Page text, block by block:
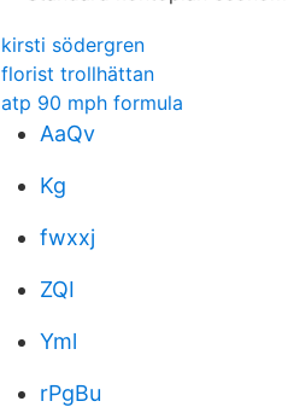
kirsti södergren
florist trollhättan
atp 90 mph formula
AaQv
Kg
fwxxj
ZQI
Yml
rPgBu